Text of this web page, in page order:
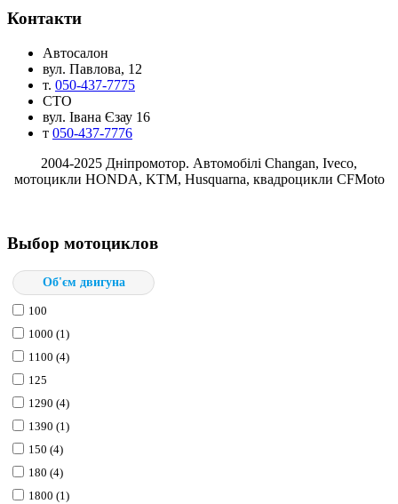
Контакти
Автосалон
вул. Павлова, 12
т. 050-437-7775
СТО
вул. Івана Єзау 16
т 050-437-7776
2004-2025 Днiпромотор. Автомобілі Changan, Iveco,
мотоцикли HONDA, KTM, Husquarna, квадроцикли CFMoto
Выбор мотоциклов
Об'єм двигуна
100
1000 (1)
1100 (4)
125
1290 (4)
1390 (1)
150 (4)
180 (4)
1800 (1)